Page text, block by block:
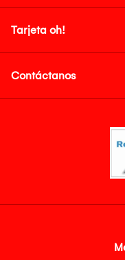
Tarjeta oh!
Contáctanos